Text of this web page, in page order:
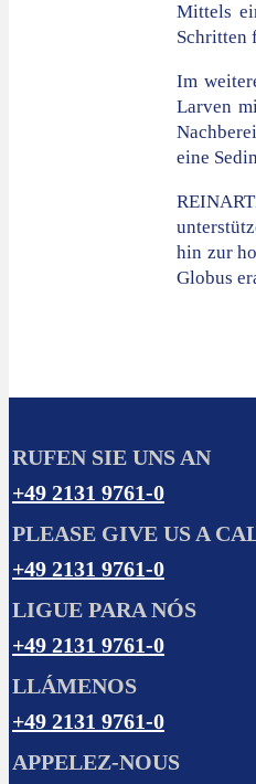
Mittels
Schritten
Im
Larven
eine
hin zur
Globus
RUFEN SIE UNS AN
+49 2131 9761-0
PLEASE GIVE US A
+49 2131 9761-0
LIGUE PARA NÓS
+49 2131 9761-0
LLÁMENOS
+49 2131 9761-0
APPELEZ-NOUS